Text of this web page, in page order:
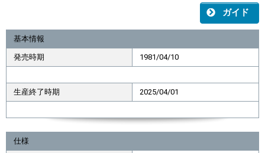
ガイド
基本情報
発売時期 1981/04/10
生産終了時期 2025/04/01
仕様